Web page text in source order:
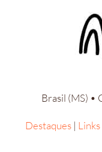
Brasil (MS) •
Destaques| Links